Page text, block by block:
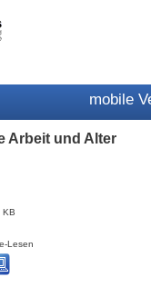
mobile
Arbeit und Alter
KB
Lesen